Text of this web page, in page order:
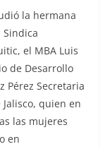
la hermana
Sindica
el MBA Luis
de Desarrollo
Pérez Secretaria
quien en
las mujeres
en